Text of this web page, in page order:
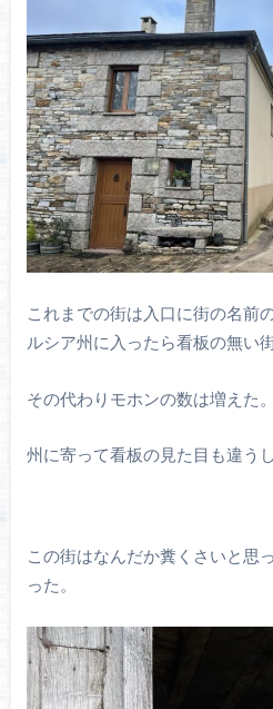
これまでの街は入口に街の名前
ルシア州に入ったら看板の無い
その代わりモホンの数は増えた。
州に寄って看板の見た目も違う
この街はなんだか糞くさいと思
った。